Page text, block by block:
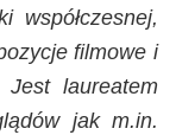
współczesnej,
filmowe i
laureatem
jak m.in.